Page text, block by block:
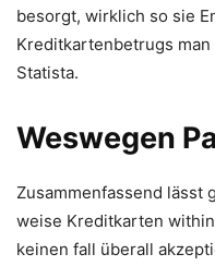
besorgt, wirklich so sie
Kreditkartenbetrugs
Statista.
Weswegen
Zusammenfassend lässt
weise Kreditkarten
keinen fall überall